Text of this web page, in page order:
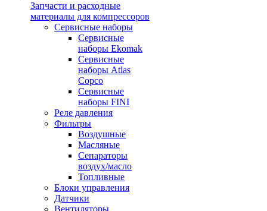
Запчасти и расходные
материалы для компрессоров
Cервисные наборы
Сервисные
наборы Ekomak
Cервисные
наборы Atlas
Copco
Сервисные
наборы FINI
Реле давления
Фильтры
Воздушные
Масляные
Сепараторы
воздух/масло
Топливные
Блоки управления
Датчики
Вентиляторы